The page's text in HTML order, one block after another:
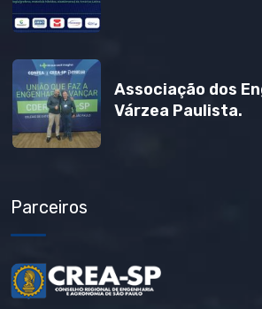
Associação dos
Várzea Paulista.
Parceiros